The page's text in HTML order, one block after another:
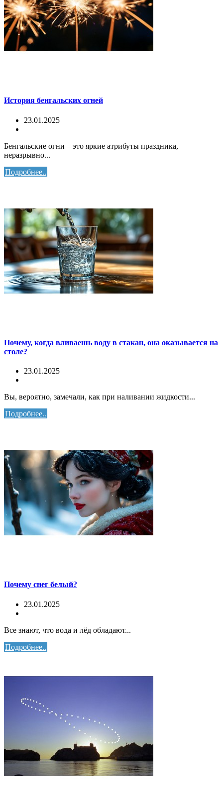
История бенгальских огней
23.01.2025
Бенгальские огни – это яркие атрибуты праздника,
неразрывно...
Подробнее..
Почему, когда вливаешь воду в стакан, она оказывается на
столе?
23.01.2025
Вы, вероятно, замечали, как при наливании жидкости...
Подробнее..
Почему снег белый?
23.01.2025
Все знают, что вода и лёд обладают...
Подробнее..